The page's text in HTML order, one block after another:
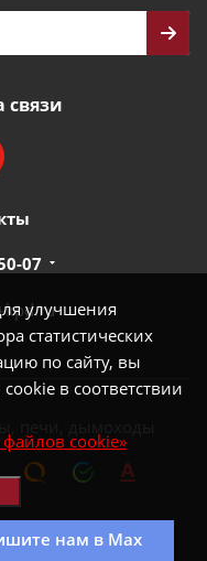
улучшения
статистических
по сайту, вы
в соответствии
файлов cookie»
нам в Max
связи
07
kpd.ru
печи, дымоходы